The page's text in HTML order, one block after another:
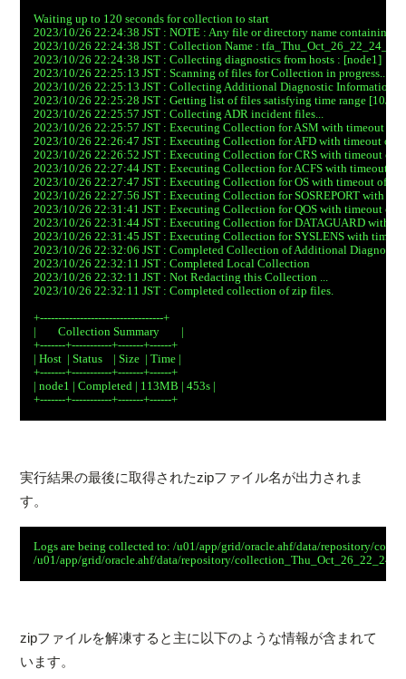
Waiting up to 120 seconds for collection to start
2023/10/26 22:24:38 JST : NOTE : Any file or directory name containing
2023/10/26 22:24:38 JST : Collection Name :
2023/10/26 22:24:38 JST : Collecting diagnostics from hosts : [node1]
2023/10/26 22:25:13 JST : Scanning of files for Collection in progress...
2023/10/26 22:25:13 JST : Collecting Additional Diagnostic Information...
2023/10/26 22:25:28 JST : Getting list of files satisfying time range [10/
2023/10/26 22:25:57 JST : Collecting ADR incident files...
2023/10/26 22:25:57 JST : Executing Collection for ASM with timeout of
2023/10/26 22:26:47 JST : Executing Collection for AFD with timeout of
2023/10/26 22:26:52 JST : Executing Collection for CRS with timeout of
2023/10/26 22:27:44 JST : Executing Collection for ACFS with timeout of
2023/10/26 22:27:47 JST : Executing Collection for OS with timeout of
2023/10/26 22:27:56 JST : Executing Collection for SOSREPORT with
2023/10/26 22:31:41 JST : Executing Collection for QOS with timeout of
2023/10/26 22:31:44 JST : Executing Collection for DATAGUARD with
2023/10/26 22:31:45 JST : Executing Collection for SYSLENS with
2023/10/26 22:32:06 JST : Completed Collection of Additional
2023/10/26 22:32:11 JST : Completed Local Collection
2023/10/26 22:32:11 JST : Not Redacting this Collection ...
2023/10/26 22:32:11 JST : Completed collection of zip files.
+----------------------------------+
|        Collection Summary        |
+-------+-----------+-------+------+
| Host  | Status    | Size  | Time |
+-------+-----------+-------+------+
| node1 | Completed | 113MB | 453s |
実行結果の最後に取得されたzipファイル名が出力されま
す。
Logs are being collected to: /u01/app/grid/oracle.ahf/data/repository/
zipファイルを解凍すると主に以下のような情報が含まれて
います。